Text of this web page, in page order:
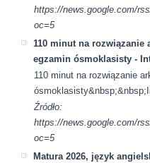
https://news.google.com/
oc=5
110 minut na rozwiązanie
egzamin ósmoklasisty -
110 minut na rozwiązanie
Źródło:
https://news.google.com/
oc=5
Matura 2026, język